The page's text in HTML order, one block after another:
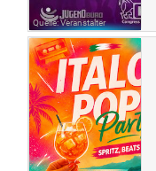
Quelle: Veranstalter